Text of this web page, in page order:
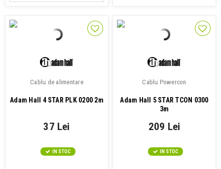
Cablu de alimentare
Adam Hall 4 STAR PLK 0200 2m
37 Lei
IN STOC
Cablu Powercon
Adam Hall 5 STAR TCON 0300
3m
209 Lei
IN STOC